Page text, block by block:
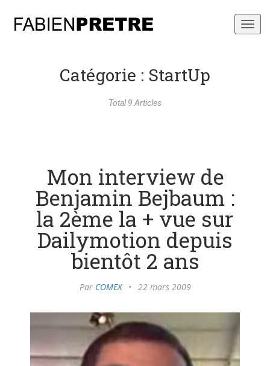
Catégorie : StartUp
Total 9 Articles
Mon interview de
Benjamin Bejbaum :
la 2ème la + vue sur
Dailymotion depuis
bientôt 2 ans
Par COMEX • 22 mars 2009